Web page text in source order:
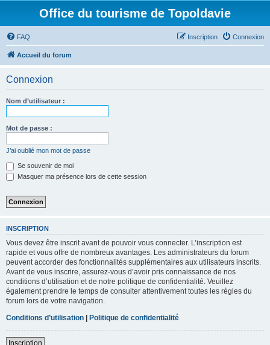
Office du tourisme de Topoldavie
FAQ Connexion
Inscription
Accueil du forum
Connexion
Nom d’utilisateur :
Mot de passe :
J’ai oublié mon mot de passe
Se souvenir de moi
Masquer ma présence lors de cette session
INSCRIPTION
Vous devez être inscrit avant de pouvoir vous connecter. L’inscription est
rapide et vous offre de nombreux avantages. Les administrateurs du forum
peuvent accorder des fonctionnalités supplémentaires aux utilisateurs inscrits.
Avant de vous inscrire, assurez-vous d’avoir pris connaissance de nos
conditions d’utilisation et de notre politique de confidentialité. Veuillez
également prendre le temps de consulter attentivement toutes les règles du
forum lors de votre navigation.
Conditions d’utilisation | Politique de confidentialité
Inscription